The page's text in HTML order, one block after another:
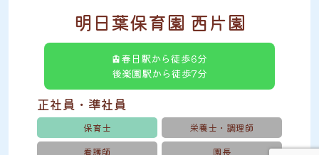
明日葉保育園 西片園
🚊春日駅から徒歩6分
後楽園駅から徒歩7分
正社員・準社員
保育士
栄養士・調理師
看護師
園長